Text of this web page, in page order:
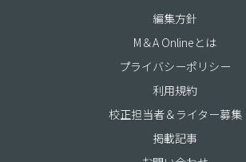
編集方針
M＆A Onlineとは
プライバシーポリシー
利用規約
校正担当者＆ライター募集
掲載記事